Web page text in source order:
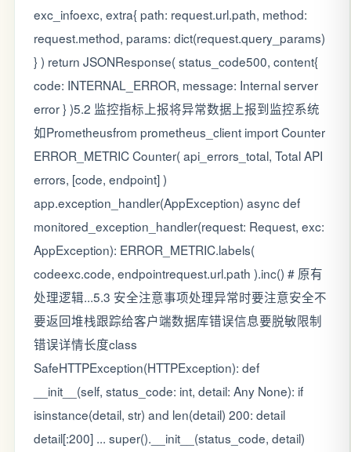
exc_infoexc, extra{ path: request.url.path, method:
request.method, params: dict(request.query_params)
} ) return JSONResponse( status_code500, content{
code: INTERNAL_ERROR, message: Internal server
error } )5.2 监控指标上报将异常数据上报到监控系统
如Prometheusfrom prometheus_client import Counter
ERROR_METRIC Counter( api_errors_total, Total API
errors, [code, endpoint] )
app.exception_handler(AppException) async def
monitored_exception_handler(request: Request, exc:
AppException): ERROR_METRIC.labels(
codeexc.code, endpointrequest.url.path ).inc() # 原有
处理逻辑...5.3 安全注意事项处理异常时要注意安全不
要返回堆栈跟踪给客户端数据库错误信息要脱敏限制
错误详情长度class
SafeHTTPException(HTTPException): def
__init__(self, status_code: int, detail: Any None): if
isinstance(detail, str) and len(detail) 200: detail
detail[:200] ... super().__init__(status_code, detail)